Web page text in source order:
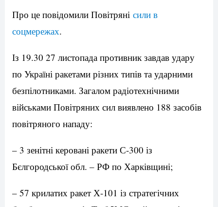
Про це повідомили Повітряні сили в
соцмережах.
Із 19.30 27 листопада противник завдав удару
по Україні ракетами різних типів та ударними
безпілотниками. Загалом радіотехнічними
військами Повітряних сил виявлено 188 засобів
повітряного нападу:
– 3 зенітні керовані ракети С-300 із
Бєлгородської обл. – РФ по Харківщині;
– 57 крилатих ракет Х-101 із стратегічних